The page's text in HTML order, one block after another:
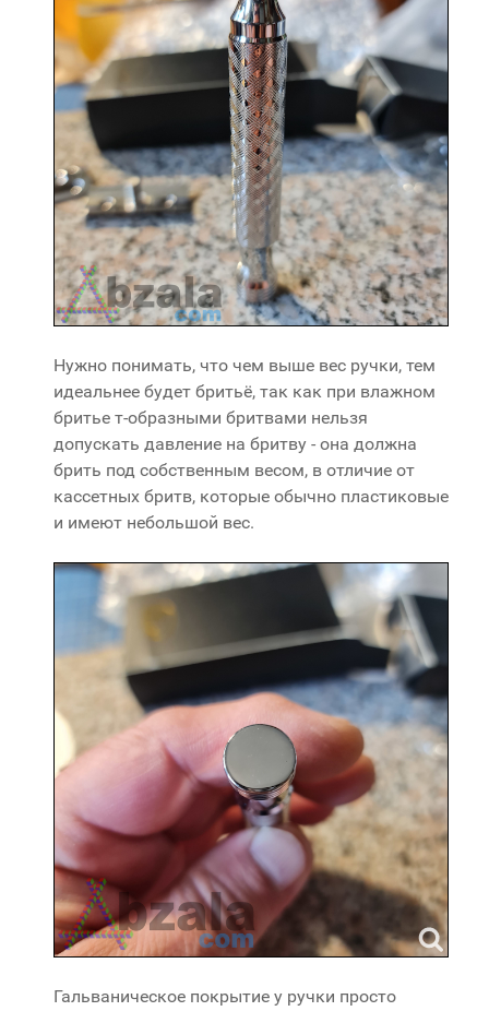
Нужно понимать, что чем выше вес ручки, тем
идеальнее будет бритьё, так как при влажном
бритье т-образными бритвами нельзя
допускать давление на бритву - она должна
брить под собственным весом, в отличие от
кассетных бритв, которые обычно пластиковые
и имеют небольшой вес.
Гальваническое покрытие у ручки просто